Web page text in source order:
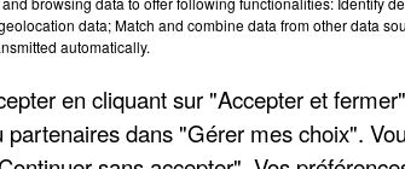
habitant d'Etrépilly doit être jugé
data; Match and combine data from other data
automatically.
en cliquant sur "Accepter et
partenaires dans "Gérer mes choix".